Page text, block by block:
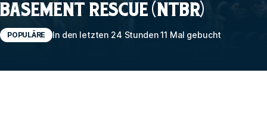
BASEMENT RESCUE (NTBR)
POPULÄRE In den letzten 24 Stunden 11 Mal gebucht